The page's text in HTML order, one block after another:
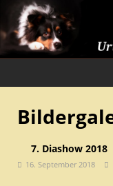
7. Diashow 2018
16. September 2018